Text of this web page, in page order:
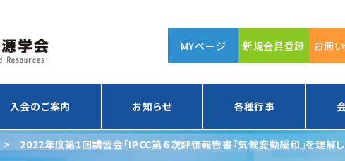
MYページ 新規会員登録 お問
入会のご案内 お知らせ 各種行事
> 2022年度第1回講習会「IPCC第６次評価報告書『気候変動緩和』を理解し